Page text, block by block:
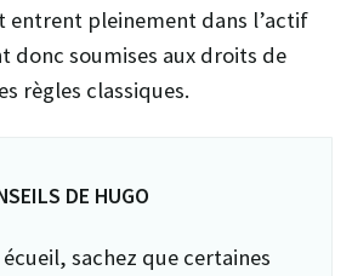
entrent pleinement dans l’actif
donc soumises aux droits de
règles classiques.
DE HUGO
sachez que certaines